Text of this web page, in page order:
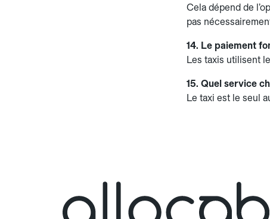
Cela dépend de
pas
14. Le paiement
Les taxis utilisent
15. Quel service
Le taxi est le seul